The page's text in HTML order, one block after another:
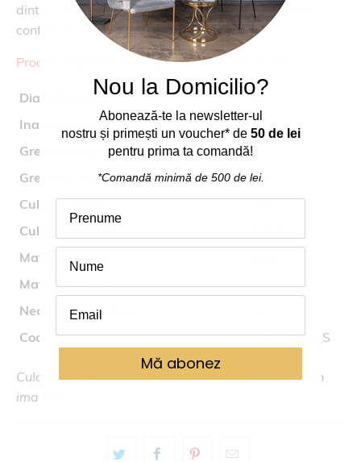
dintre lemn si sezutul generos din piele il fac foarte
confortabil.
Produs disponibil doar pentru Bucuresti si Ilfov.
Diametru (cm)
40
Inaltime (cm)
75
Greutate (kg)
3
Greutate maxima suportata (kg)
120
Culoare sezut
maro
Culoare picioare
Material sezut
Material picioare
lemn, metal
Necesita asamblare
Cod
ICC_MAXX_S
Culoarea reala poate fi usor diferita fata de cea din
imagine.
Nou la Domicilio?
Abonează-te la newsletter-ul
nostru și primești un voucher* de 50 de lei
pentru prima ta comandă!
*Comandă minimă de 500 de lei.
Mă abonez